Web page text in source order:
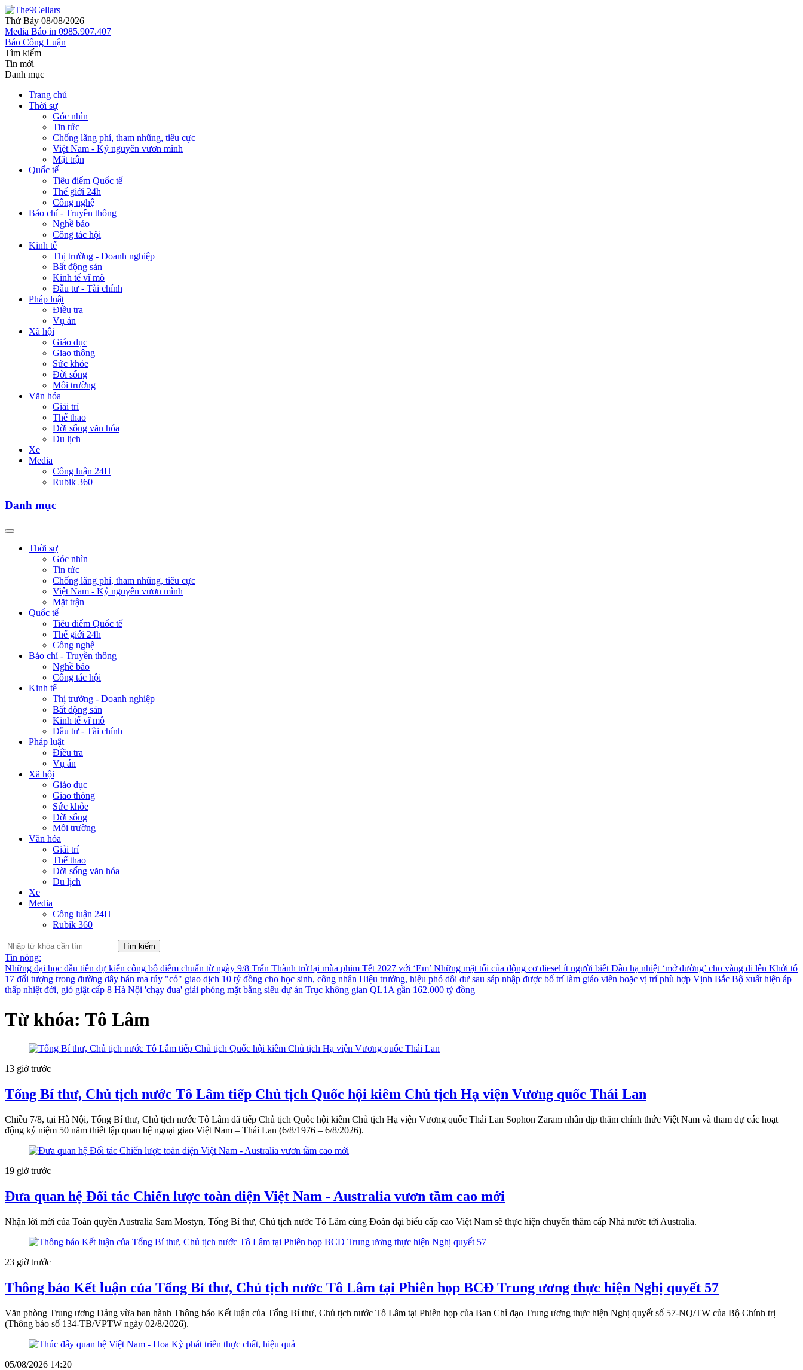
Thứ Bảy 08/08/2026
Media Báo in 0985.907.407
Báo Công Luận
Tìm kiếm
Tin mới
Danh mục
Trang chủ
Thời sự
Góc nhìn
Tin tức
Chống lãng phí, tham nhũng, tiêu cực
Việt Nam - Kỷ nguyên vươn mình
Mặt trận
Quốc tế
Tiêu điểm Quốc tế
Thế giới 24h
Công nghệ
Báo chí - Truyền thông
Nghề báo
Công tác hội
Kinh tế
Thị trường - Doanh nghiệp
Bất động sản
Kinh tế vĩ mô
Đầu tư - Tài chính
Pháp luật
Điều tra
Vụ án
Xã hội
Giáo dục
Giao thông
Sức khỏe
Đời sống
Môi trường
Văn hóa
Giải trí
Thể thao
Đời sống văn hóa
Du lịch
Xe
Media
Công luận 24H
Rubik 360
Danh mục
Thời sự
Góc nhìn
Tin tức
Chống lãng phí, tham nhũng, tiêu cực
Việt Nam - Kỷ nguyên vươn mình
Mặt trận
Quốc tế
Tiêu điểm Quốc tế
Thế giới 24h
Công nghệ
Báo chí - Truyền thông
Nghề báo
Công tác hội
Kinh tế
Thị trường - Doanh nghiệp
Bất động sản
Kinh tế vĩ mô
Đầu tư - Tài chính
Pháp luật
Điều tra
Vụ án
Xã hội
Giáo dục
Giao thông
Sức khỏe
Đời sống
Môi trường
Văn hóa
Giải trí
Thể thao
Đời sống văn hóa
Du lịch
Xe
Media
Công luận 24H
Rubik 360
Tìm kiếm
Tin nóng:
Những đại học đầu tiên dự kiến công bố điểm chuẩn từ ngày 9/8 Trấn Thành trở lại mùa phim Tết 2027 với ‘Em’ Những mặt tối của động cơ diesel ít người biếtDầu hạ nhiệt ‘mở đường’ cho vàng đi lên Khởi tố
17 đối tượng trong đường dây bán ma túy "cỏ" giao dịch 10 tỷ đồng cho học sinh, công nhân Hiệu trưởng, hiệu phó dôi dư sau sáp nhập được bố trí làm giáo viên hoặc vị trí phù hợp Vịnh Bắc Bộ xuất hiện áp
thấp nhiệt đới, gió giật cấp 8 Hà Nội 'chạy đua' giải phóng mặt bằng siêu dự án Trục không gian QL1A gần 162.000 tỷ đồng
Từ khóa: Tô Lâm
13 giờ trước
Tổng Bí thư, Chủ tịch nước Tô Lâm tiếp Chủ tịch Quốc hội kiêm Chủ tịch Hạ viện Vương quốc Thái Lan
Chiều 7/8, tại Hà Nội, Tổng Bí thư, Chủ tịch nước Tô Lâm đã tiếp Chủ tịch Quốc hội kiêm Chủ tịch Hạ viện Vương quốc Thái Lan Sophon Zaram nhân dịp thăm chính thức Việt Nam và tham dự các hoạt
động kỷ niệm 50 năm thiết lập quan hệ ngoại giao Việt Nam – Thái Lan (6/8/1976 – 6/8/2026).
19 giờ trước
Đưa quan hệ Đối tác Chiến lược toàn diện Việt Nam - Australia vươn tầm cao mới
Nhận lời mời của Toàn quyền Australia Sam Mostyn, Tổng Bí thư, Chủ tịch nước Tô Lâm cùng Đoàn đại biểu cấp cao Việt Nam sẽ thực hiện chuyến thăm cấp Nhà nước tới Australia.
23 giờ trước
Thông báo Kết luận của Tổng Bí thư, Chủ tịch nước Tô Lâm tại Phiên họp BCĐ Trung ương thực hiện Nghị quyết 57
Văn phòng Trung ương Đảng vừa ban hành Thông báo Kết luận của Tổng Bí thư, Chủ tịch nước Tô Lâm tại Phiên họp của Ban Chỉ đạo Trung ương thực hiện Nghị quyết số 57-NQ/TW của Bộ Chính trị
(Thông báo số 134-TB/VPTW ngày 02/8/2026).
05/08/2026 14:20